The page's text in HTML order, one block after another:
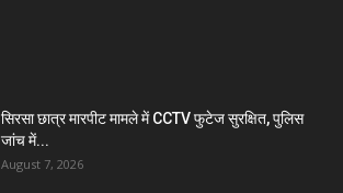
सिरसा छात्र मारपीट मामले में CCTV फुटेज सुरक्षित, पुलिस
जांच में...
August 7, 2026